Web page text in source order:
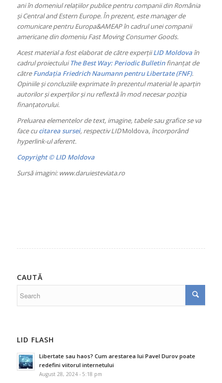
ani în domeniul relațiilor publice pentru companii din România
și Central and Estern Europe. În prezent, este manager de
comunicare pentru Europa&AMEAP în cadrul unei companii
americane din domeniu Fast Moving Consumer Goods.
Acest material a fost elaborat de către experțiiLID Moldovaîn
cadrul proiectuluiThe Best Way: Periodic Bulletinfinanțat de
cătreFundația Friedrich Naumann pentru Libertate (FNF).
Opiniile și concluziile exprimate în prezentul material le aparțin
autorilor și experților și nu reflextă în mod necesar poziția
finanțatorului.
Preluarea elementelor de text, imagine, tabele sau grafice se va
face cucitarea sursei, respectiv LIDMoldova, încorporând
hyperlink-ul aferent.
Copyright © LID Moldova
Sursă imagini: www.daruiesteviata.ro
CAUTĂ
LID FLASH
Libertate sau haos? Cum arestarea lui Pavel Durov poate
redefini viitorul internetului
August 28, 2024 - 5:18 pm